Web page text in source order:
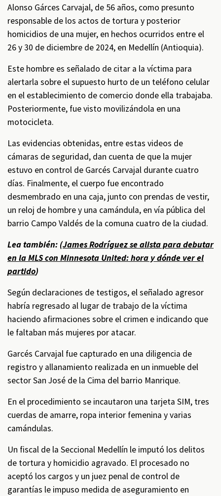
Alonso Gárces Carvajal, de 56 años, como presunto
responsable de los actos de tortura y posterior
homicidios de una mujer, en hechos ocurridos entre el
26 y 30 de diciembre de 2024, en Medellín (Antioquia).
Este hombre es señalado de citar a la víctima para
alertarla sobre el supuesto hurto de un teléfono celular
en el establecimiento de comercio donde ella trabajaba.
Posteriormente, fue visto movilizándola en una
motocicleta.
Las evidencias obtenidas, entre estas videos de
cámaras de seguridad, dan cuenta de que la mujer
estuvo en control de Garcés Carvajal durante cuatro
días. Finalmente, el cuerpo fue encontrado
desmembrado en una caja, junto con prendas de vestir,
un reloj de hombre y una camándula, en vía pública del
barrio Campo Valdés de la comuna cuatro de la ciudad.
Lea también: (James Rodríguez se alista para debutar
en la MLS con Minnesota United: hora y dónde ver el
partido)
Según declaraciones de testigos, el señalado agresor
habría regresado al lugar de trabajo de la víctima
haciendo afirmaciones sobre el crimen e indicando que
le faltaban más mujeres por atacar.
Garcés Carvajal fue capturado en una diligencia de
registro y allanamiento realizada en un inmueble del
sector San José de la Cima del barrio Manrique.
En el procedimiento se incautaron una tarjeta SIM, tres
cuerdas de amarre, ropa interior femenina y varias
camándulas.
Un fiscal de la Seccional Medellín le imputó los delitos
de tortura y homicidio agravado. El procesado no
aceptó los cargos y un juez penal de control de
garantías le impuso medida de aseguramiento en